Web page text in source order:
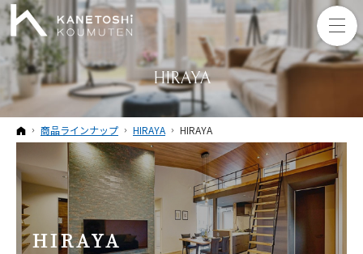
HIRAYA
ホーム
商品ラインナップ HIRAYA HIRAYA
HIRAYA